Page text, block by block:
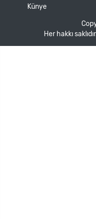
Künye
Her hakkı